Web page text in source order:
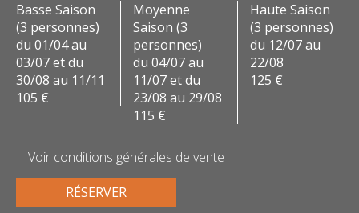
Basse Saison
(3 personnes)
du 01/04 au
03/07 et du
30/08 au 11/11
105 €
Moyenne
Saison (3
personnes)
du 04/07 au
11/07 et du
23/08 au 29/08
115 €
Haute Saison
(3 personnes)
du 12/07 au
22/08
125 €
Voir conditions générales de vente
RÉSERVER